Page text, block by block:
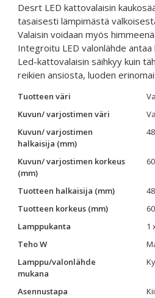
Desrt LED kattovalaisin
tasaisesti lämpimästä
Valaisin voidaan myös
Integroitu LED valonlähde
Led-kattovalaisin säihkyy kuin
reikien ansiosta, luoden
Tuotteen väri
Kuvun/ varjostimen väri
Kuvun/ varjostimen
halkaisija (mm)
Kuvun/ varjostimen korkeus
(mm)
60
Tuotteen halkaisija (mm)
Tuotteen korkeus (mm)
60
Lamppukanta
1
Teho W
Lamppu/valonlähde
mukana
Asennustapa